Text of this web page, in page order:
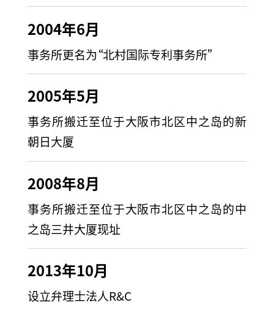
2004年6月
事务所更名为“北村国际专利事务所”
2005年5月
事务所搬迁至位于大阪市北区中之岛的新
朝日大厦
2008年8月
事务所搬迁至位于大阪市北区中之岛的中
之岛三井大厦现址
2013年10月
设立弁理士法人R&C